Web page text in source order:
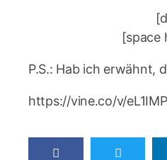
[space
P.S.: Hab ich erwähnt,
https://vine.co/v/